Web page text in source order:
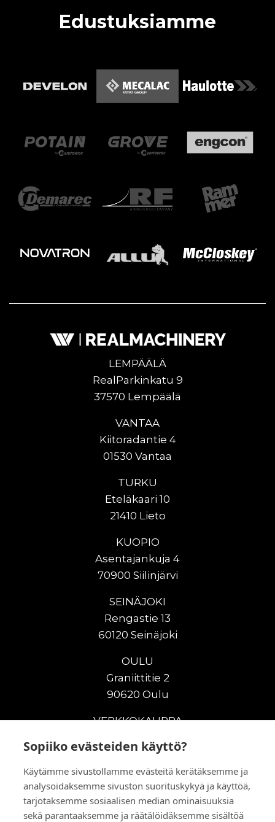
Sopiiko evästeiden käyttö?
Käytämme sivustollamme evästeitä kerätäksemme ja
analysoidaksemme sivuston suorituskykyä ja käyttöä,
tarjotaksemme sosiaalisen median ominaisuuksia
sekä parantaaksemme ja räätälöidäksemme sisältöä
Edustuksiamme
LEMPÄÄLÄ
RealParkinkatu 9
37570 Lempäälä
VANTAA
Kiitoradantie 4
01530 Vantaa
TURKU
Eteläkaari 10
21410 Lieto
KUOPIO
Asentajankuja 4
70900 Siilinjärvi
SEINÄJOKI
Rengastie 13
60120 Seinäjoki
OULU
Graniittitie 2
90620 Oulu
VERKKOKAUPPA
Uudet maanrakennuskoneet
Vuokrakoneet
Kampanjat
Vaihtokoneet